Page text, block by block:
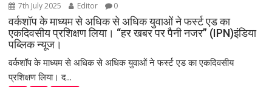
7th July 2025 Editor 0
वर्कशॉप के माध्यम से अधिक से अधिक युवाओं ने फर्स्ट एड का
एकदिवसीय प्रशिक्षण लिया। “हर खबर पर पैनी नजर” (IPN)इंडिया
पब्लिक न्यूज।
वर्कशॉप के माध्यम से अधिक से अधिक युवाओं ने फर्स्ट एड का एकदिवसीय
प्रशिक्षण लिया। द...